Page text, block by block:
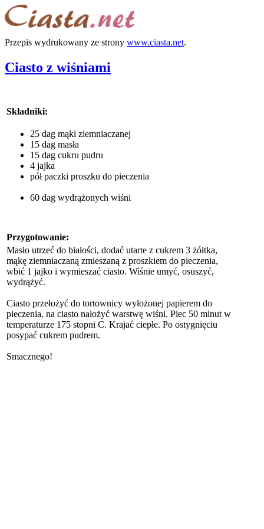
Przepis wydrukowany ze strony www.ciasta.net.
Ciasto z wiśniami
Składniki:
25 dag mąki ziemniaczanej
15 dag masła
15 dag cukru pudru
4 jajka
pół paczki proszku do pieczenia
60 dag wydrążonych wiśni
Przygotowanie:
Masło utrzeć do białości, dodać utarte z cukrem 3 żółtka,
mąkę ziemniaczaną zmieszaną z proszkiem do pieczenia,
wbić 1 jajko i wymieszać ciasto. Wiśnie umyć, osuszyć,
wydrążyć.
Ciasto przełożyć do tortownicy wyłożonej papierem do
pieczenia, na ciasto nałożyć warstwę wiśni. Piec 50 minut w
temperaturze 175 stopni C. Krajać ciepłe. Po ostygnięciu
posypać cukrem pudrem.
Smacznego!